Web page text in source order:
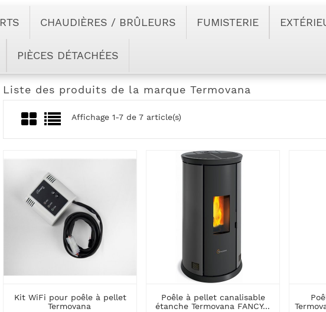
CHAUDIÈRES / BRÛLEURS FUMISTERIE
PIÈCES DÉTACHÉES
Liste des produits de la marque Termovana
Affichage 1-7 de 7 article(s)
Kit WiFi pour poêle à pellet
Termovana
Poêle à pellet canalisable
étanche Termovana FANCY...